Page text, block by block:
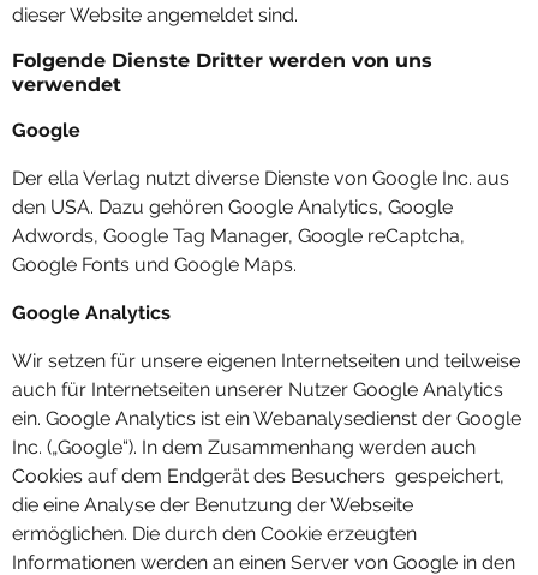
dieser Website angemeldet sind.
Folgende Dienste Dritter werden von uns
verwendet
Google
Der ella Verlag nutzt diverse Dienste von Google Inc. aus
den USA. Dazu gehören Google Analytics, Google
Adwords, Google Tag Manager, Google reCaptcha,
Google Fonts und Google Maps.
Google Analytics
Wir setzen für unsere eigenen Internetseiten und teilweise
auch für Internetseiten unserer Nutzer Google Analytics
ein. Google Analytics ist ein Webanalysedienst der Google
Inc. („Google“). In dem Zusammenhang werden auch
Cookies auf dem Endgerät des Besuchers gespeichert,
die eine Analyse der Benutzung der Webseite
ermöglichen. Die durch den Cookie erzeugten
Informationen werden an einen Server von Google in den